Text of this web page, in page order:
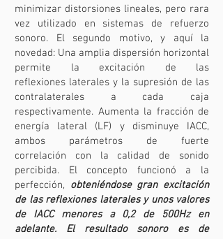
minimizar distorsiones lineales, pero rara
vez utilizado en sistemas de refuerzo
sonoro. El segundo motivo, y aquí la
novedad: Una amplia dispersión horizontal
permite la excitación de las
reflexiones laterales y la supresión de las
contralaterales a cada caja
respectivamente. Aumenta la fracción de
energía lateral (LF) y disminuye IACC,
ambos parámetros de fuerte
correlación con la calidad de sonido
percibida. El concepto funcionó a la
perfección, obteniéndose gran excitación
de las reflexiones laterales y unos valores
de IACC menores a 0,2 de 500Hz en
adelante.
El resultado sonoro es de